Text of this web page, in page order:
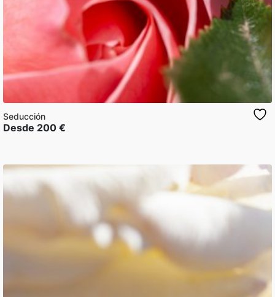
Seducción
Desde 200 €